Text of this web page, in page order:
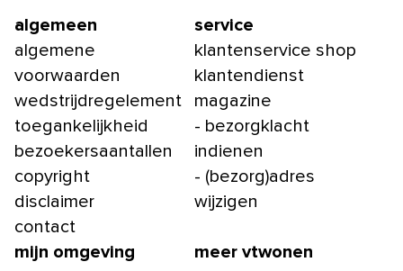
algemeen
algemene
voorwaarden
wedstrijdregelement
toegankelijkheid
bezoekersaantallen
copyright
disclaimer
contact
service
klantenservice shop
klantendienst
magazine
- bezorgklacht
indienen
- (bezorg)adres
wijzigen
mijn omgeving
meer vtwonen